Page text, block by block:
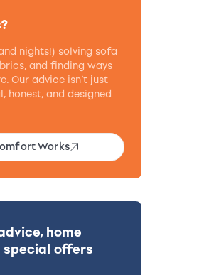
nights!) solving sofa
and finding ways
Our advice isn’t just
honest, and designed
Works
home
special offers